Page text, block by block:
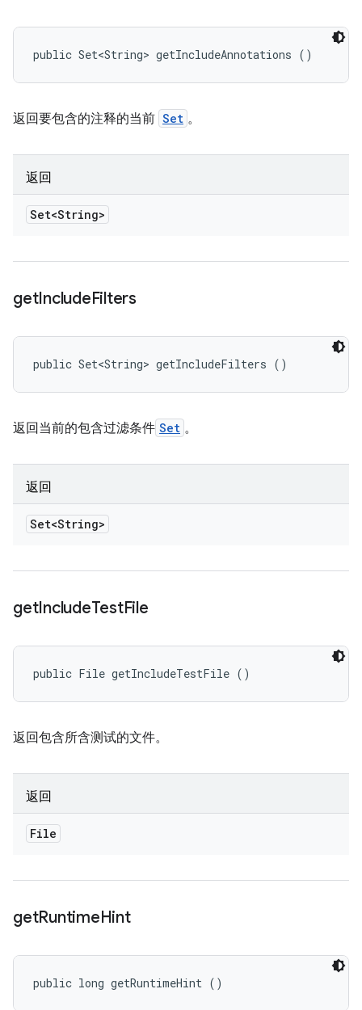
public Set<String> getIncludeAnnotations ()
返回要包含的注释的当前 Set 。
返回
Set<String>
getIncludeFilters
public Set<String> getIncludeFilters ()
返回当前的包含过滤条件 Set 。
返回
Set<String>
getIncludeTestFile
public File getIncludeTestFile ()
返回包含所含测试的文件。
返回
File
getRuntimeHint
public long getRuntimeHint ()